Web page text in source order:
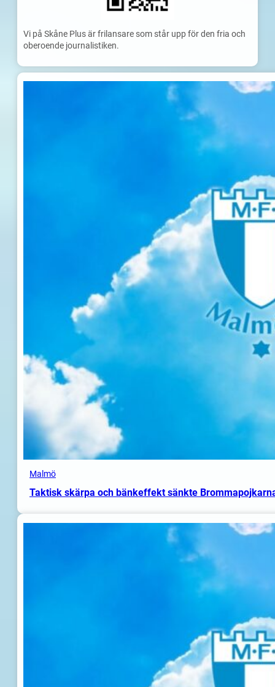
Vi på Skåne Plus är frilansare som står upp för den fria och
oberoende journalistiken.
Malmö
Taktisk skärpa och bänkeffekt sänkte